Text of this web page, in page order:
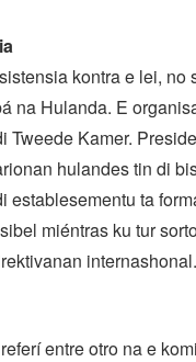
kontra e lei,
na Hulanda. E
Tweede Kamer.
hulandes tin di
establesementu ta
miéntras ku tur
entre otro na e